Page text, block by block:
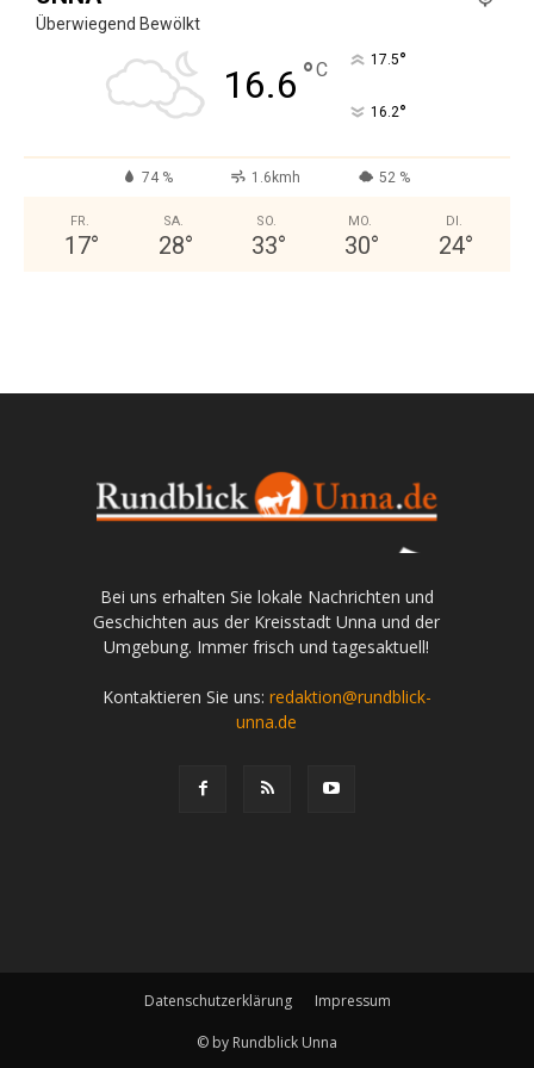
Überwiegend Bewölkt
16.6 °C 17.5°
16.2°
74 % 1.6kmh 52 %
FR.
17°
SA.
28°
SO.
33°
MO.
30°
DI.
24°
Bei uns erhalten Sie lokale Nachrichten und
Geschichten aus der Kreisstadt Unna und der
Umgebung. Immer frisch und tagesaktuell!
Kontaktieren Sie uns: redaktion@rundblick-
unna.de
Datenschutzerklärung Impressum
© by Rundblick Unna